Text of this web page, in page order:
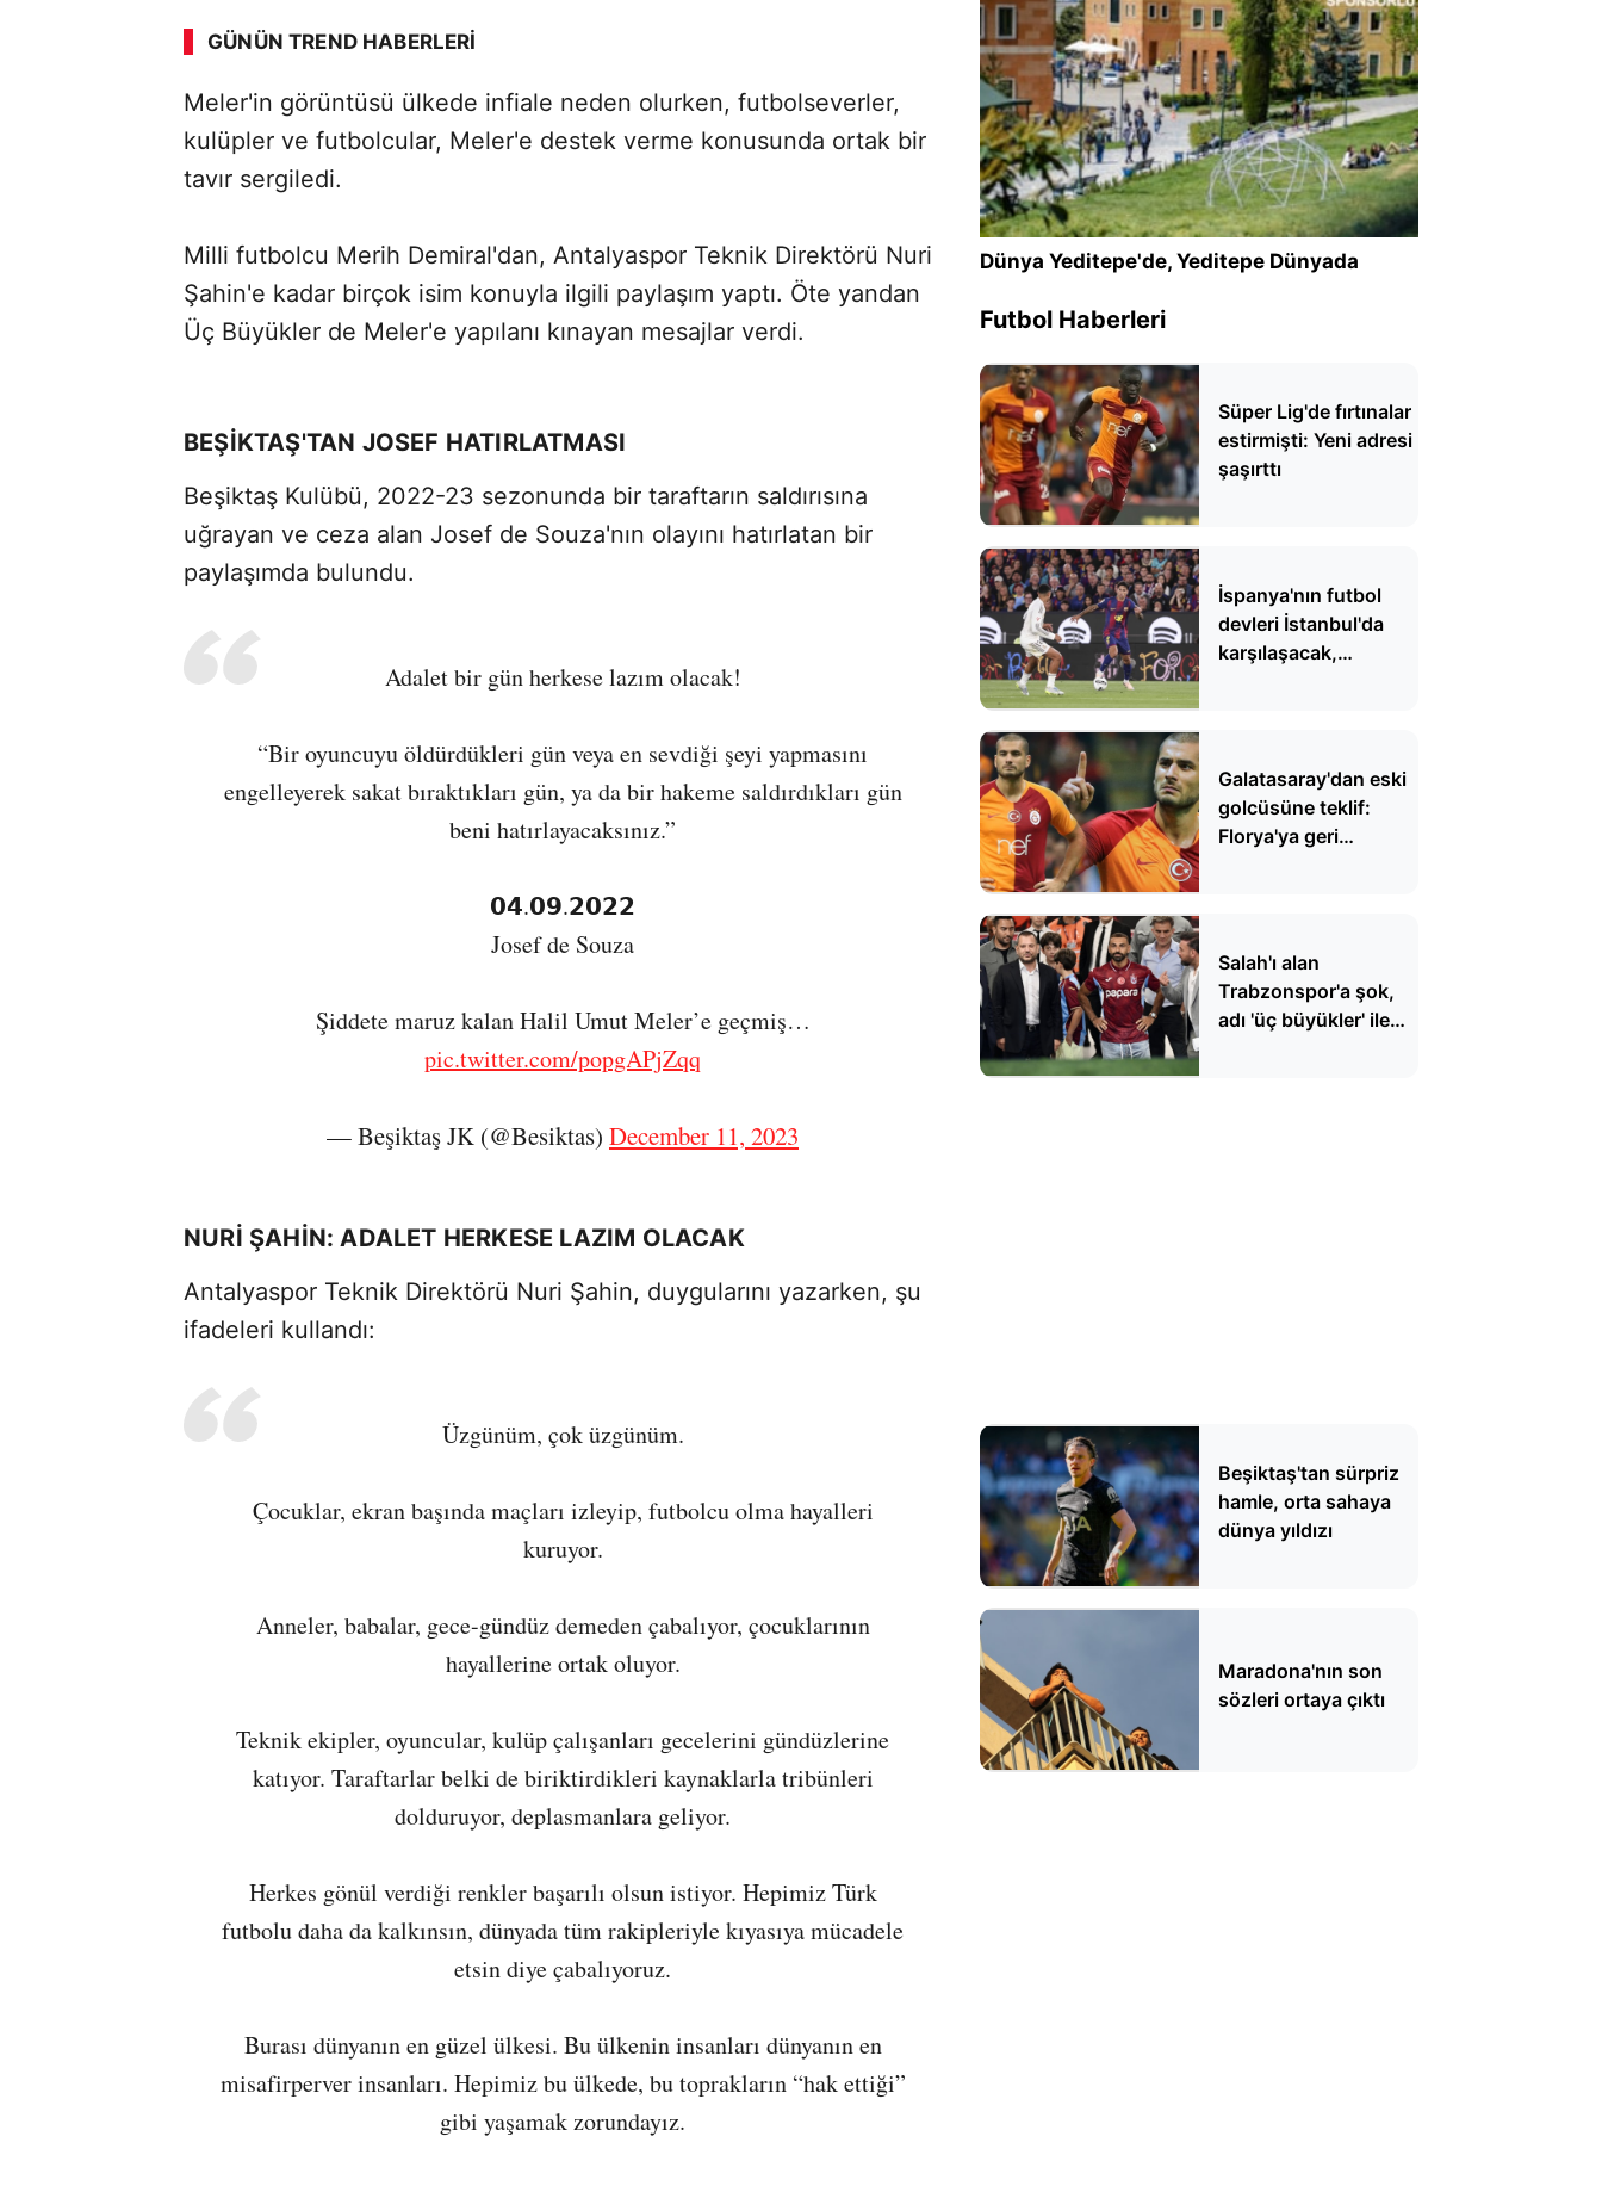
GÜNÜN TREND HABERLERI
00:02 / 02:14
Sesi Aç
Meler'in görüntüsü ülkede infiale neden olurken, futbolseverler,
kulüpler ve futbolcular, Meler'e destek verme konusunda ortak bir
tavır sergiledi.
Milli futbolcu Merih Demiral'dan, Antalyaspor Teknik Direktörü Nuri
Şahin'e kadar birçok isim konuyla ilgili paylaşım yaptı. Öte yandan
Üç Büyükler de Meler'e yapılanı kınayan mesajlar verdi.
BEŞİKTAŞ'TAN JOSEF HATIRLATMASI
Beşiktaş Kulübü, 2022-23 sezonunda bir taraftarın saldırısına
uğrayan ve ceza alan Josef de Souza'nın olayını hatırlatan bir
paylaşımda bulundu.
Adalet bir gün herkese lazım olacak!
“Bir oyuncuyu öldürdükleri gün veya en sevdiği şeyi yapmasını
engelleyerek sakat bıraktıkları gün, ya da bir hakeme saldırdıkları gün
beni hatırlayacaksınız.”
𝟬𝟰.𝟬𝟵.𝟮𝟬𝟮𝟮
Josef de Souza
Şiddete maruz kalan Halil Umut Meler’e geçmiş…
pic.twitter.com/popgAPjZqq
— Beşiktaş JK (@Besiktas) December 11, 2023
NURİ ŞAHİN: ADALET HERKESE LAZIM OLACAK
Antalyaspor Teknik Direktörü Nuri Şahin, duygularını yazarken, şu
ifadeleri kullandı:
Üzgünüm, çok üzgünüm.
Çocuklar, ekran başında maçları izleyip, futbolcu olma hayalleri
kuruyor.
Anneler, babalar, gece-gündüz demeden çabalıyor, çocuklarının
hayallerine ortak oluyor.
Teknik ekipler, oyuncular, kulüp çalışanları gecelerini gündüzlerine
katıyor. Taraftarlar belki de biriktirdikleri kaynaklarla tribünleri
dolduruyor, deplasmanlara geliyor.
Herkes gönül verdiği renkler başarılı olsun istiyor. Hepimiz Türk
futbolu daha da kalkınsın, dünyada tüm rakipleriyle kıyasıya mücadele
etsin diye çabalıyoruz.
Burası dünyanın en güzel ülkesi. Bu ülkenin insanları dünyanın en
misafirperver insanları. Hepimiz bu ülkede, bu toprakların “hak ettiği”
gibi yaşamak zorundayız.
Dünya Yeditepe'de, Yeditepe Dünyada
Futbol Haberleri
Süper Lig'de fırtınalar
estirmişti: Yeni adresi
şaşırttı
İspanya'nın futbol
devleri İstanbul'da
karşılaşacak,
Galatasaray'dan eski
golcüsüne teklif:
Florya'ya geri
Salah'ı alan
Trabzonspor'a şok,
adı 'üç büyükler' ile
Beşiktaş'tan sürpriz
hamle, orta sahaya
dünya yıldızı
Maradona'nın son
sözleri ortaya çıktı